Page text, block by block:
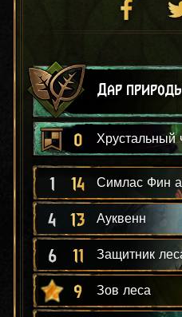
Дар природы
0 Хрустальный
1 14 Симлас Фин
4 13 Ауквенн
6 11 Защитник
9 Зов леса